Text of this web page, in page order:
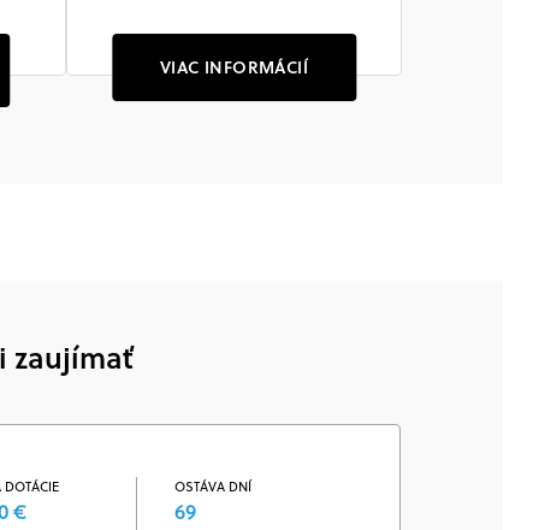
VIAC INFORMÁCIÍ
zaujímať
DOTÁCIE
€
OSTÁVA DNÍ
69